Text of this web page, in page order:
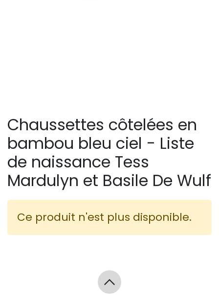
Chaussettes côtelées en
bambou bleu ciel - Liste
de naissance Tess
Mardulyn et Basile De Wulf
Ce produit n'est plus disponible.